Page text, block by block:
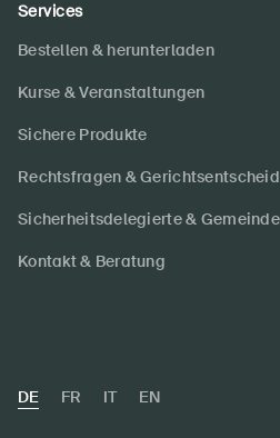
Services
Bestellen & herunterladen
Kurse & Veranstaltungen
Sichere Produkte
Rechtsfragen &
Sicherheitsdelegierte &
Kontakt & Beratung
DE FR IT EN